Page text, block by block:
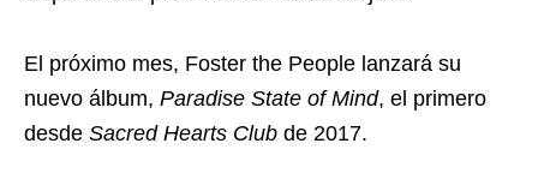
El próximo mes, Foster the People lanzará su
nuevo álbum, Paradise State of Mind, el primero
desde Sacred Hearts Club de 2017.